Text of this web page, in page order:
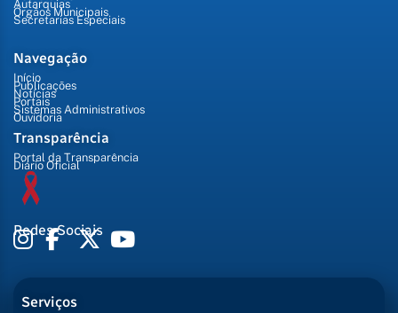
Autarquias
Órgãos Municipais
Secretarias Especiais
Navegação
Início
Publicações
Notícias
Portais
Sistemas Administrativos
Ouvidoria
Transparência
Portal da Transparência
Diário Oficial
Redes Sociais
Serviços